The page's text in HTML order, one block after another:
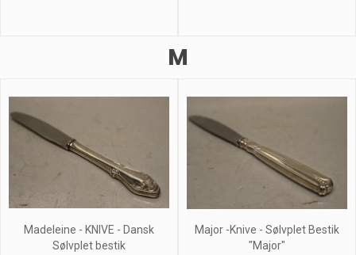
M
Madeleine - KNIVE - Dansk
Sølvplet bestik
Major -Knive - Sølvplet Bestik
"Major"